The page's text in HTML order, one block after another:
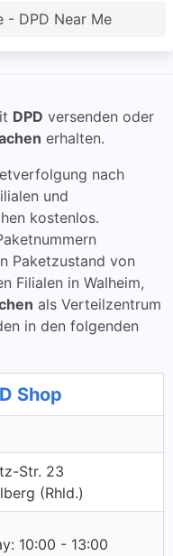
- DPD Near Me
DPD versenden oder
erhalten.
nach
und
kostenlos.
Paketzustand von
Filialen in Walheim,
als Verteilzentrum
in den folgenden
Shop
Str. 23
(Rhld.)
10:00 - 13:00